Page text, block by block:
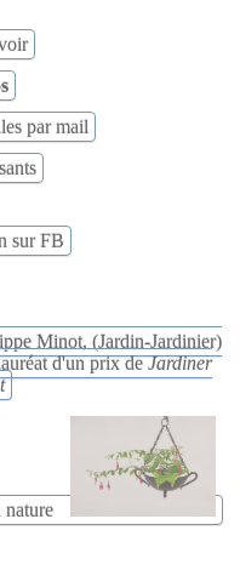
par mail
sur FB
Minot, (Jardin-Jardinier)
d'un prix deJardiner
nature